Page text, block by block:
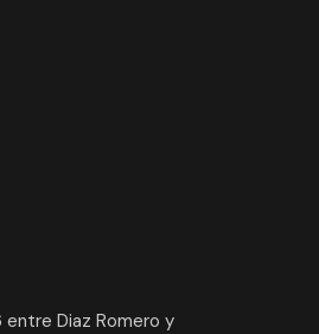
entre Diaz Romero y